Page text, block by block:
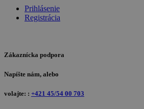
Prihlásenie
Registrácia
Zákaznícka podpora
Napíšte nám, alebo
volajte: : +421 45/54 00 703